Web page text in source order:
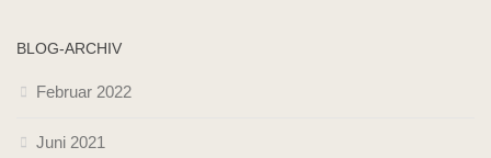
BLOG-ARCHIV
Februar 2022
Juni 2021